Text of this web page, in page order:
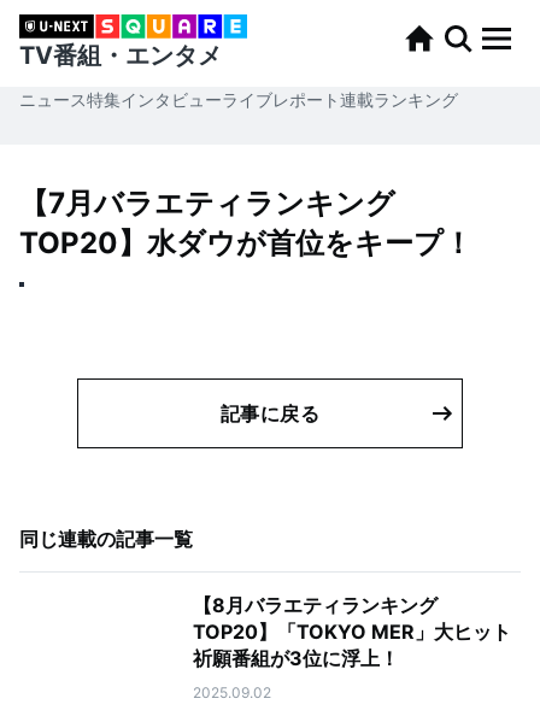
TV番組・エンタメ
ニュース特集インタビューライブレポート連載ランキング
【7月バラエティランキング
TOP20】水ダウが首位をキープ！
記事に戻る
同じ連載の記事一覧
【8月バラエティランキング
TOP20】「TOKYO MER」大ヒット
祈願番組が3位に浮上！
2025.09.02